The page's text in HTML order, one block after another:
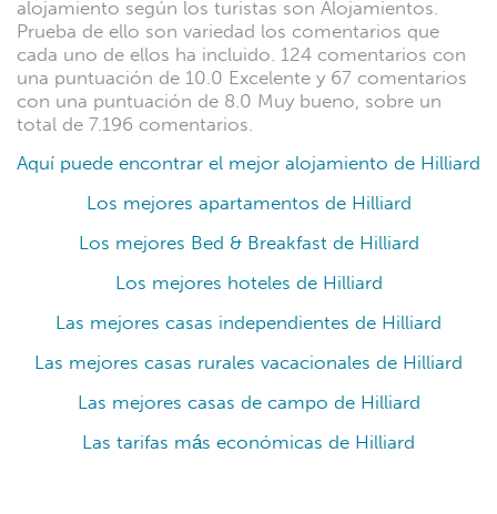
alojamiento según los turistas son Alojamientos.
Prueba de ello son variedad los comentarios que
cada uno de ellos ha incluido. 124 comentarios con
una puntuación de 10.0 Excelente y 67 comentarios
con una puntuación de 8.0 Muy bueno, sobre un
total de 7.196 comentarios.
Aquí puede encontrar el mejor alojamiento de Hilliard
Los mejores apartamentos de Hilliard
Los mejores Bed & Breakfast de Hilliard
Los mejores hoteles de Hilliard
Las mejores casas independientes de Hilliard
Las mejores casas rurales vacacionales de Hilliard
Las mejores casas de campo de Hilliard
Las tarifas más económicas de Hilliard